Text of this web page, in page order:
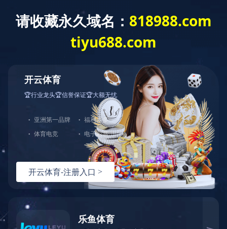
可能原因：
您没有将此域名或IP绑定到对应站点!
配置文件未生效!
检查是否已经绑定到对应站点，若确认已绑定，请尝试重载Web
检查端口是否正确；
若您使用了CDN产品，请尝试清除CDN缓存；
普通网站访客，请联系网站管理员；